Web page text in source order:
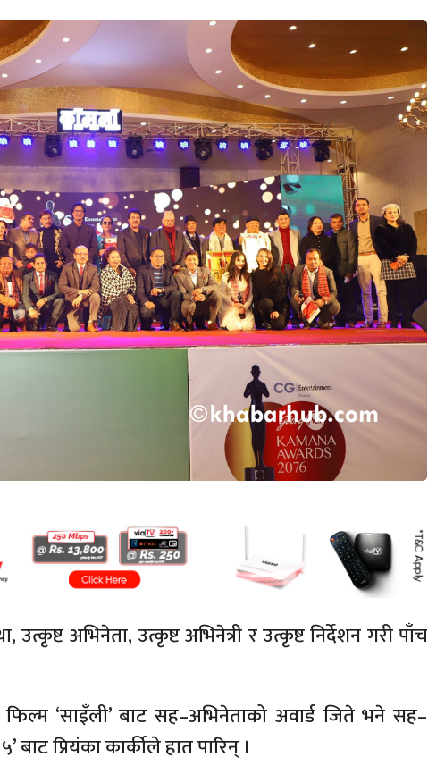
उत्कृष्ट अभिनेता, उत्कृष्ट अभिनेत्री र उत्कृष्ट निर्देशन गरी पाँच
‘साइँली’ बाट सह–अभिनेताको अवार्ड जिते भने सह–
बाट प्रियंका कार्कीले हात पारिन् ।